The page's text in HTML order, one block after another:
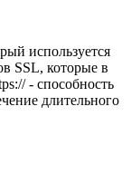
используется
SSL, которые в
- способность
длительного